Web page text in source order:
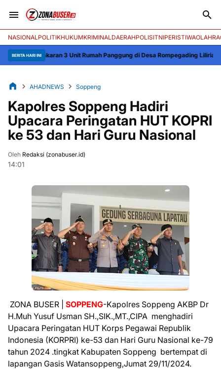
NASIONALPOLITIKHUKUMKRIMINALDAERAHPOLISITNIPERISTIWA
BERITA HARI INI3 Unit Rumah Panggung di Desa Rompegading Liliriaja Soppeng,
AHADNEWS Soppeng
Kapolres Soppeng Hadiri
Upacara Peringatan HUT KOPRI
ke 53 dan Hari Guru Nasional
Oleh Redaksi (zonabuser.id)
14:01
ZONA BUSER | SOPPENG-Kapolres Soppeng AKBP Dr
H.Muh Yusuf Usman SH.,SIK.,MT.,CIPA menghadiri
Upacara Peringatan HUT Korps Pegawai Republik
Indonesia (KORPRI) ke-53 dan Hari Guru Nasional ke-79
tahun 2024 .tingkat Kabupaten Soppeng bertempat di
lapangan Gasis Watansoppeng,Jumat 29/11/2024.